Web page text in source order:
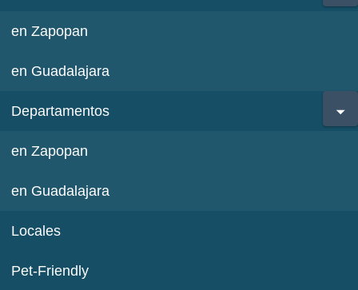
en Zapopan
en Guadalajara
Departamentos
en Zapopan
en Guadalajara
Locales
Pet-Friendly